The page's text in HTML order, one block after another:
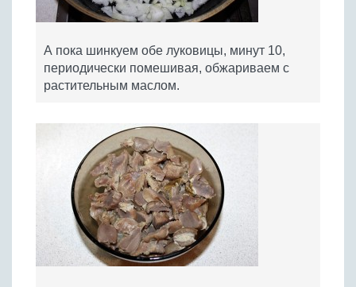
А пока шинкуем обе луковицы, минут 10,
периодически помешивая, обжариваем с
растительным маслом.